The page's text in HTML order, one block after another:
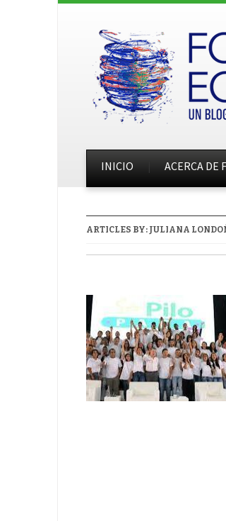
INICIO ACERCA DE
ARTICLES BY: JULIANA